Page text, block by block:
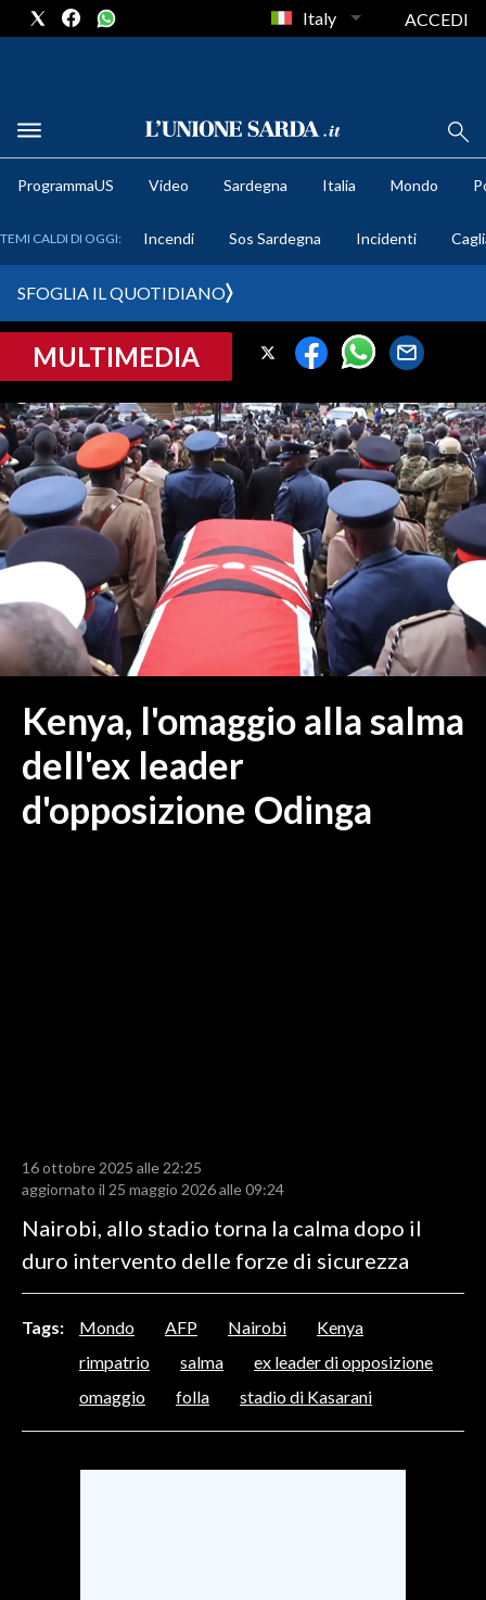
METEO
CRONACA SARDEGNA
PROVINCIA DI CAGLIARI
SULCIS IGLESIENTE
MEDIO CAMPIDANO
ORISTANO E PROVINCIA
SASSARI E PROVINCIA
NUORO E PROVINCIA
OGLIASTRA
CRONACA
ITALIA
MONDO
RISULTATI E CLASSIFICHE
CALCIO REGIONALE
BASKET
MOTORI
ALTRI SPORT
Italy ACCEDI
ProgrammaUS Video Sardegna Italia Mondo
TEMI CALDI DI OGGI: Incendi Sos Sardegna Incidenti
SFOGLIA IL QUOTIDIANO
MULTIMEDIA
Kenya, l'omaggio alla salma
dell'ex leader
d'opposizione Odinga
16 ottobre 2025 alle 22:25
aggiornato il 25 maggio 2026 alle 09:24
Nairobi, allo stadio torna la calma dopo il
duro intervento delle forze di sicurezza
Tags: Mondo AFP Nairobi
Kenya
rimpatrio
salma
ex leader di opposizione
omaggio
folla stadio di Kasarani